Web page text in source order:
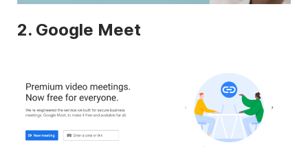
2. Google Meet